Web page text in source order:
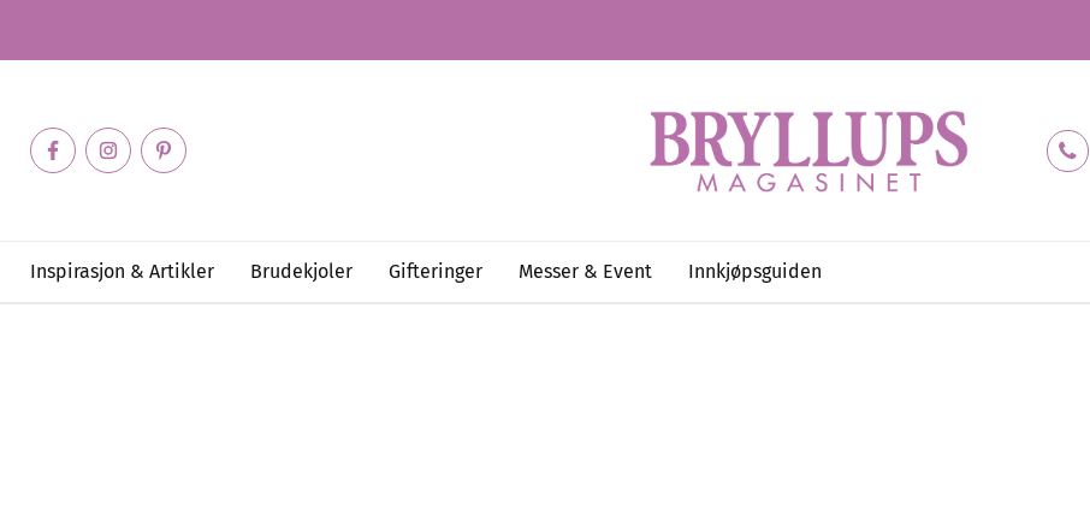
Inspirasjon & Artikler Brudekjoler Gifteringer Messer & Event Innkjøpsguiden